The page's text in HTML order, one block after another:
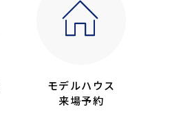
モデルハウス
来場予約